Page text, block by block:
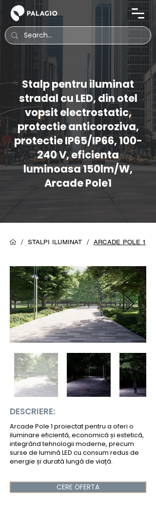
Stalp pentru iluminat
stradal cu LED, din otel
vopsit electrostatic,
protectie anticoroziva,
protectie IP65/IP66, 100-
240 V, eficienta
luminoasa 150lm/W,
Arcade Pole1
/ STALPI ILUMINAT / ARCADE POLE 1
DESCRIERE:
Arcade Pole 1 proiectat pentru a oferi o
iluminare eficientă, economică și estetică,
integrând tehnologii moderne, precum
surse de lumină LED cu consum redus de
energie și durată lungă de viață.
CERE OFERTA